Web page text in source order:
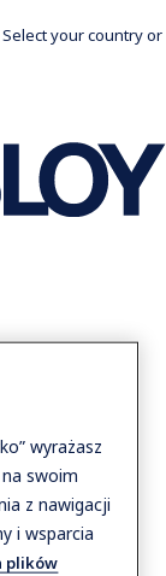
your country or
wyrażasz
swoim
z nawigacji
i wsparcia
plików